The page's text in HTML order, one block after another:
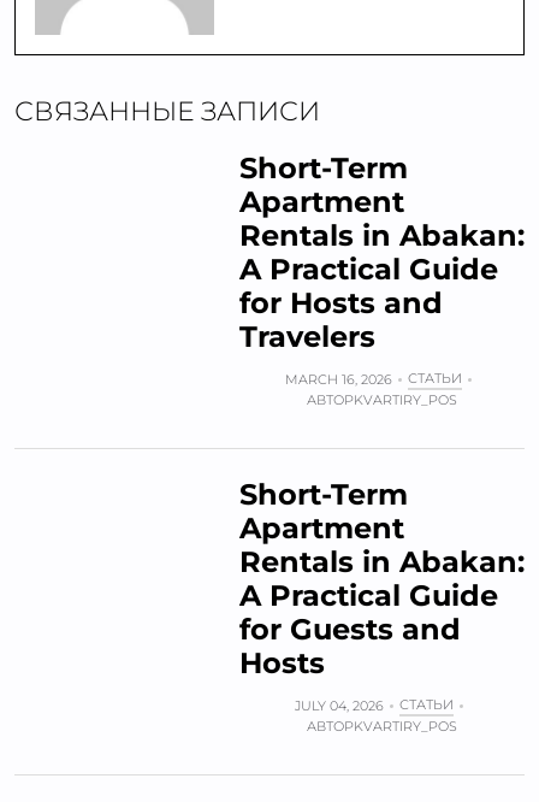
СВЯЗАННЫЕ ЗАПИСИ
Short-Term
Apartment
Rentals in Abakan:
A Practical Guide
for Hosts and
Travelers
MARCH 16, 2026
СТАТЬИ
АВТОРKVARTIRY_POS
Short-Term
Apartment
Rentals in Abakan:
A Practical Guide
for Guests and
Hosts
JULY 04, 2026
СТАТЬИ
АВТОРKVARTIRY_POS